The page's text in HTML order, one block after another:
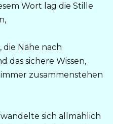
Wort lag die Stille
die Nähe nach
das sichere Wissen,
immer zusammenstehen
sich allmählich